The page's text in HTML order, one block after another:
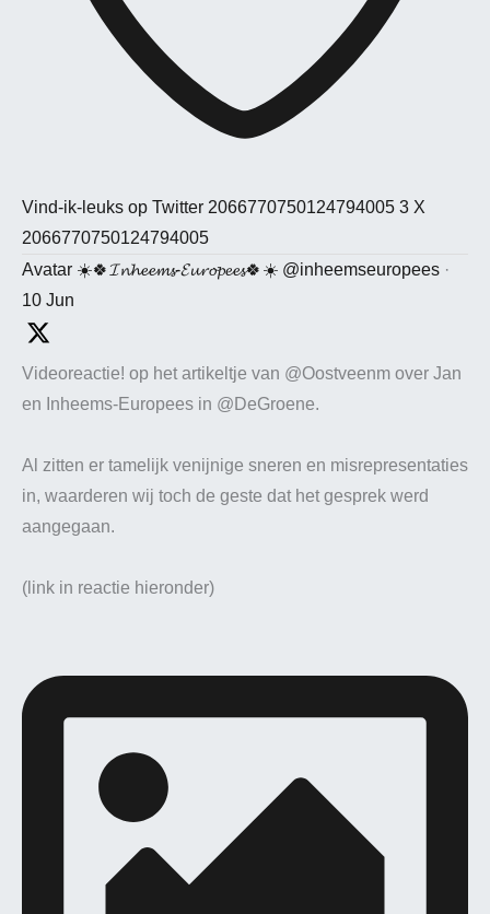
Vind-ik-leuks op Twitter 2066770750124794005 3 X
2066770750124794005
Avatar ☀️🍀𝓘𝓷𝓱𝓮𝓮𝓶𝓼-𝓔𝓾𝓻𝓸𝓹𝓮𝓮𝓼🍀☀️ @inheemseuropees ·
10 Jun
Videoreactie! op het artikeltje van @Oostveenm over Jan
en Inheems-Europees in @DeGroene.
Al zitten er tamelijk venijnige sneren en misrepresentaties
in, waarderen wij toch de geste dat het gesprek werd
aangegaan.
(link in reactie hieronder)